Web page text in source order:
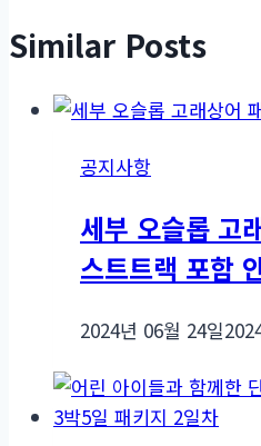
Similar Posts
공지사항
세부 오슬롭 고
스트트랙 포함
2024년 06월 24일